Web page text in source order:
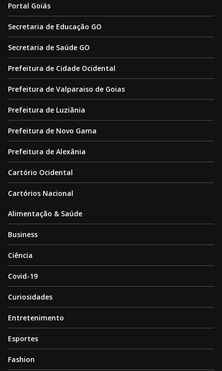
Portal Goiás
Secretaria de Educação GO
Secretaria de Saúde GO
Prefeitura de Cidade Ocidental
Prefeitura de Valparaiso de Goias
Prefeitura de Luziânia
Prefeitura de Novo Gama
Prefeitura de Alexânia
Cartório Ocidental
Cartórios Nacional
Alimentação & Saúde
Business
Ciência
Covid-19
Curiosidades
Entretenimento
Esportes
Fashion